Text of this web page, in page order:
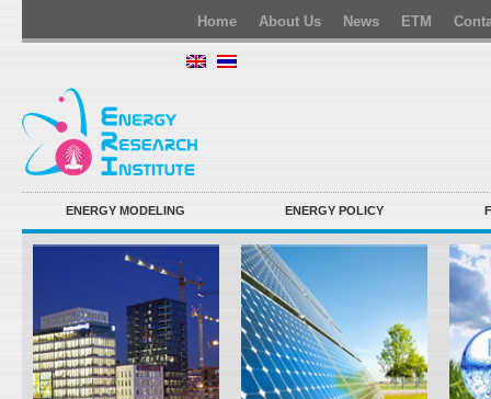
Home About Us News ETM
ENERGY MODELING ENERGY POLICY